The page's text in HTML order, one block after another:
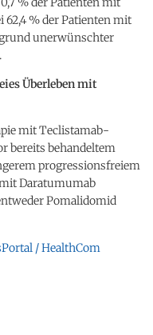
% der Patienten mit
unerwünschter
Überleben mit
mit Teclistamab-
bereits behandeltem
progressionsfreiem
Daratumumab
Pomalidomid
/ HealthCom